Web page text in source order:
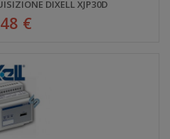
DIXELL XJP30D
€